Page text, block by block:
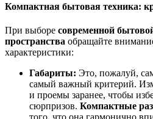
Компактная бытовая техника:
При выборе современной
пространства обращайте
характеристики:
Габариты: Это, пожалуй,
самый важный критерий.
и проемы заранее, чтобы
сюрпризов. Компактные
того, что она гармонично